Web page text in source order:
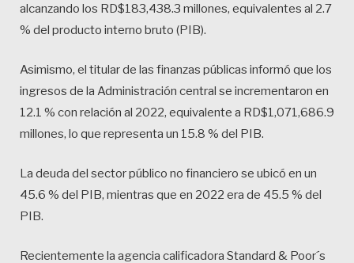
alcanzando los RD$183,438.3 millones, equivalentes al 2.7
% del producto interno bruto (PIB).
Asimismo, el titular de las finanzas públicas informó que los
ingresos de la Administración central se incrementaron en
12.1 % con relación al 2022, equivalente a RD$1,071,686.9
millones, lo que representa un 15.8 % del PIB.
La deuda del sector público no financiero se ubicó en un
45.6 % del PIB, mientras que en 2022 era de 45.5 % del
PIB.
Recientemente la agencia calificadora Standard & Poor´s